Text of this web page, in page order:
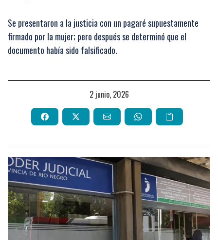
Se presentaron a la justicia con un pagaré supuestamente
firmado por la mujer; pero después se determinó que el
documento había sido falsificado.
2 junio, 2026